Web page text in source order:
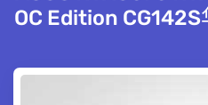
OC Edition CG142S